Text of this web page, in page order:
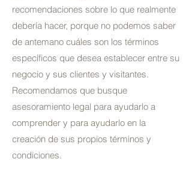
recomendaciones sobre lo que realmente
debería hacer, porque no podemos saber
de antemano cuáles son los términos
específicos que desea establecer entre su
negocio y sus clientes y visitantes.
Recomendamos que busque
asesoramiento legal para ayudarlo a
comprender y para ayudarlo en la
creación de sus propios términos y
condiciones.
Powered by
InnoTech Apps